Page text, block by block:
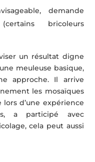
demande
bricoleurs
un résultat digne
meuleuse basique,
approche. Il arrive
les mosaïques
d’une expérience
a participé avec
cela peut aussi